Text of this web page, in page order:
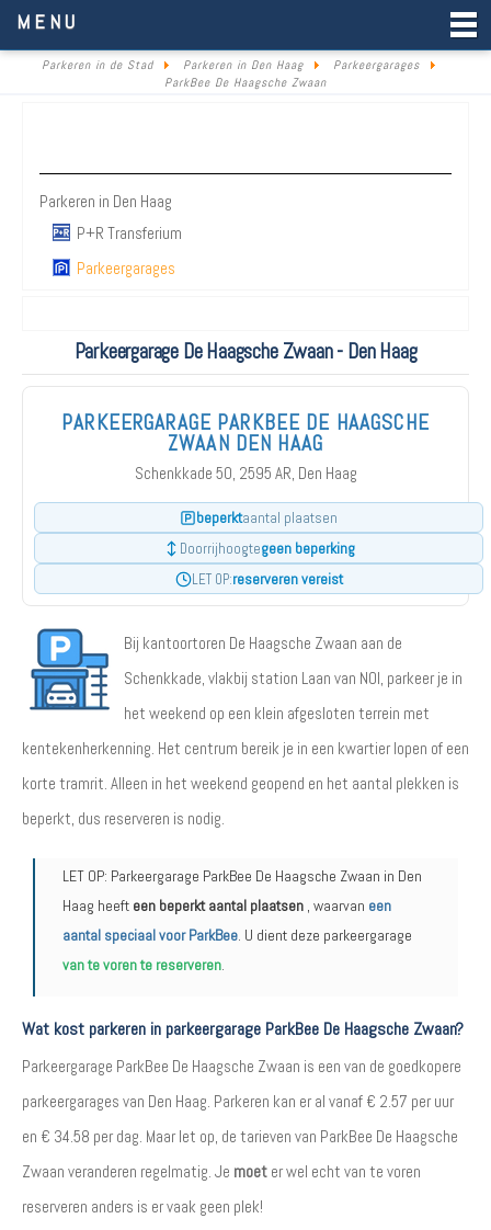
MENU
Parkeren in de Stad Parkeren in Den Haag
Parkeergarages
ParkBee De Haagsche Zwaan
Parkeren in Den Haag
P+R Transferium
Parkeergarages
Parkeergarage De Haagsche Zwaan - Den Haag
PARKEERGARAGE PARKBEE DE HAAGSCHE
ZWAAN DEN HAAG
Schenkkade 50, 2595 AR, Den Haag
beperktaantal plaatsen
Doorrijhoogtegeen beperking
LET OP:reserveren vereist
Bij kantoortoren De Haagsche Zwaan aan de
Schenkkade, vlakbij station Laan van NOI, parkeer je in
het weekend op een klein afgesloten terrein met
kentekenherkenning. Het centrum bereik je in een kwartier lopen of een
korte tramrit. Alleen in het weekend geopend en het aantal plekken is
beperkt, dus reserveren is nodig.
LET OP: Parkeergarage ParkBee De Haagsche Zwaan in Den
Haag heeft een beperkt aantal plaatsen , waarvan een
aantal speciaal voor ParkBee. U dient deze parkeergarage
van te voren te reserveren.
Wat kost parkeren in parkeergarage ParkBee De Haagsche Zwaan?
Parkeergarage ParkBee De Haagsche Zwaan is een van de goedkopere
parkeergarages van Den Haag. Parkeren kan er al vanaf € 2.57 per uur
en € 34.58 per dag. Maar let op, de tarieven van ParkBee De Haagsche
Zwaan veranderen regelmatig. Je moet er wel echt van te voren
reserveren anders is er vaak geen plek!